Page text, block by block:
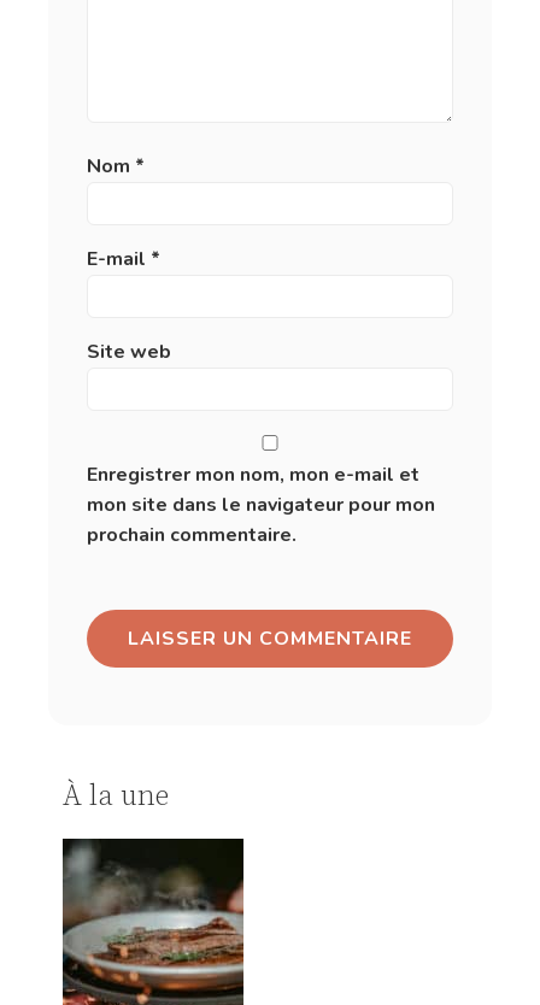
Nom *
E-mail *
Site web
Enregistrer mon nom, mon e-mail et
mon site dans le navigateur pour mon
prochain commentaire.
À la une